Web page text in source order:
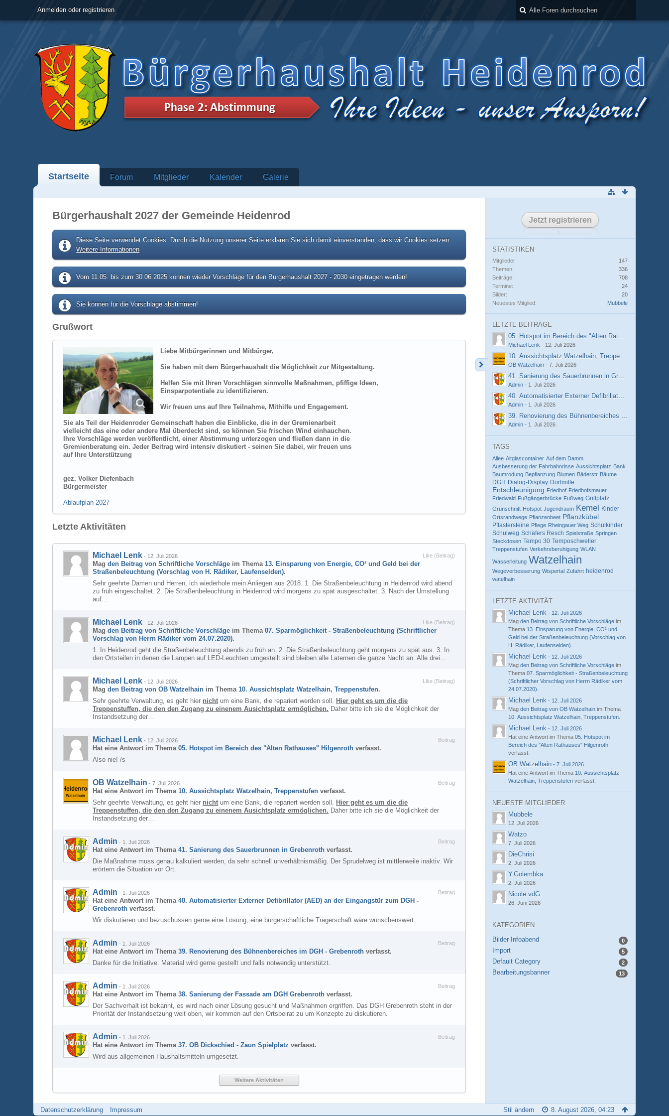
Anmelden oder registrieren
Startseite Forum Mitglieder Kalender Galerie
Bürgerhaushalt 2027 der Gemeinde Heidenrod
Diese Seite verwendet Cookies. Durch die Nutzung unserer Seite erklären Sie sich damit einverstanden, dass wir Cookies setzen.
Weitere Informationen
Vom 11.05. bis zum 30.06.2025 können wieder Vorschläge für den Bürgerhaushalt 2027 - 2030 eingetragen werden!
Sie können für die Vorschläge abstimmen!
Grußwort
Liebe Mitbürgerinnen und Mitbürger,
Sie haben mit dem Bürgerhaushalt die Möglichkeit zur Mitgestaltung.
Helfen Sie mit Ihren Vorschlägen sinnvolle Maßnahmen, pfiffige Ideen,
Einsparpotentiale zu identifizieren.
Wir freuen uns auf Ihre Teilnahme, Mithilfe und Engagement.
Sie als Teil der Heidenroder Gemeinschaft haben die Einblicke, die in der Gremienarbeit
vielleicht das eine oder andere Mal überdeckt sind, so können Sie frischen Wind einhauchen.
Ihre Vorschläge werden veröffentlicht, einer Abstimmung unterzogen und fließen dann in die
Gremienberatung ein. Jeder Beitrag wird intensiv diskutiert - seinen Sie dabei, wir freuen uns
auf Ihre Unterstützung
gez. Volker Diefenbach
Bürgermeister
Ablaufplan 2027
Letzte Aktivitäten
Michael Lenk - 12. Juli 2026
Magden Beitrag vonSchriftliche Vorschläge im Thema13. Einsparung von Energie, CO² und Geld bei der
Straßenbeleuchtung (Vorschlag von H. Rädiker, Laufenselden).
Like (Beitrag)
Sehr geehrte Damen und Herren, ich wiederhole mein Anliegen aus 2018. 1. Die Straßenbeleuchtung in Heidenrod wird abend
zu früh eingeschaltet. 2. Die Straßenbeleuchtung in Heidenrod wird morgens zu spät ausgeschaltet. 3. Nach der Umstellung
auf…
Michael Lenk - 12. Juli 2026
Magden Beitrag vonSchriftliche Vorschläge im Thema07. Sparmöglichkeit - Straßenbeleuchtung (Schriftlicher
Vorschlag von Herrn Rädiker vom 24.07.2020).
Like (Beitrag)
1. In Heidenrod geht die Straßenbeleuchtung abends zu früh an. 2. Die Straßenbeleuchtung geht morgens zu spät aus. 3. In
den Ortsteilen in denen die Lampen auf LED-Leuchten umgestellt sind bleiben alle Laternen die ganze Nacht an. Alle drei…
Michael Lenk - 12. Juli 2026
Magden Beitrag vonOB Watzelhain im Thema10. Aussichtsplatz Watzelhain, Treppenstufen.
Like (Beitrag)
Sehr geehrte Verwaltung, es geht hier nicht um eine Bank, die repariert werden soll. Hier geht es um die die
Treppenstuffen, die den den Zugang zu einenem Ausichtsplatz ermöglichen. Daher bitte ich sie die Möglichkeit der
Instandsetzung der…
Michael Lenk - 12. Juli 2026
Hat eine Antwort im Thema05. Hotspot im Bereich des "Alten Rathauses" Hilgenroth verfasst.
Beitrag
Also nie! /s
OB Watzelhain -7. Juli 2026
Hat eine Antwort im Thema10. Aussichtsplatz Watzelhain, Treppenstufen verfasst.
Beitrag
Sehr geehrte Verwaltung, es geht hier nicht um eine Bank, die repariert werden soll. Hier geht es um die die
Treppenstuffen, die den den Zugang zu einenem Ausichtsplatz ermöglichen. Daher bitte ich sie die Möglichkeit der
Instandsetzung der…
Admin - 1. Juli 2026
Hat eine Antwort im Thema41. Sanierung des Sauerbrunnen in Grebenroth verfasst.
Beitrag
Die Maßnahme muss genau kalkuliert werden, da sehr schnell unverhältnismäßig. Der Sprudelweg ist mittlerweile inaktiv. Wir
erörtern die Situation vor Ort.
Admin - 1. Juli 2026
Hat eine Antwort im Thema40. Automatisierter Externer Defibrillator (AED) an der Eingangstür zum DGH -
Grebenroth verfasst.
Beitrag
Wir diskutieren und bezuschussen gerne eine Lösung, eine bürgerschaftliche Trägerschaft wäre wünschenswert.
Admin - 1. Juli 2026
Hat eine Antwort im Thema39. Renovierung des Bühnenbereiches im DGH - Grebenroth verfasst.
Beitrag
Danke für die Initiative. Material wird gerne gestellt und falls notwendig unterstützt.
Admin - 1. Juli 2026
Hat eine Antwort im Thema38. Sanierung der Fassade am DGH Grebenroth verfasst.
Beitrag
Der Sachverhalt ist bekannt, es wird nach einer Lösung gesucht und Maßnahmen ergriffen. Das DGH Grebenroth steht in der
Priorität der Instandsetzung weit oben, wir kommen auf den Ortsbeirat zu um Konzepte zu diskutieren.
Admin - 1. Juli 2026
Hat eine Antwort im Thema37. OB Dickschied - Zaun Spielplatz verfasst.
Beitrag
Wird aus allgemeinen Haushaltsmitteln umgesetzt.
Weitere Aktivitäten
Jetzt registrieren
STATISTIKEN
Mitglieder
147
Themen
336
Beiträge
708
Termine
24
Bilder
20
Neuestes Mitglied
Mubbele
LETZTE BEITRÄGE
05. Hotspot im Bereich des "Alten Rathauses"
Michael Lenk - 12. Juli 2026
10. Aussichtsplatz Watzelhain, Treppenstufen
OB Watzelhain -7. Juli 2026
41. Sanierung des Sauerbrunnen in Grebenroth
Admin - 1. Juli 2026
40. Automatisierter Externer Defibrillator (AED) an der
Admin - 1. Juli 2026
39. Renovierung des Bühnenbereiches im DGH -
Admin - 1. Juli 2026
TAGS
Allee Altglascontainer Auf dem Damm
Ausbesserung der Fahrbahnrisse Aussichtsplatz Bank
Baumrodung Bepflanzung Blumen Bäderstr Bäume
DGH Dialog-Display Dorfmitte
Entschleunigung Friedhof Friedhofsmauer
Friedwald Fußgängerbrücke Fußweg Grillplatz
Grünschnitt Hotspot Jugendraum Kemel Kinder
Ortsrandwege Pflanzenbeet Pflanzkübel
Pflastersteine Pflege Rheingauer Weg Schulkinder
Schulweg Schäfers Resch Spielstraße Springen
Steckdosen Tempo 30 Temposchweller
Treppenstufen Verkehrsberuhigung WLAN
Wasserleitung Watzelhain
Wegeverbesserung Wispertal Zufahrt heidenrod
watelhain
LETZTE AKTIVITÄT
Michael Lenk - 12. Juli 2026
Magden Beitrag vonSchriftliche Vorschläge im
Thema 13. Einsparung von Energie, CO² und
Geld bei der Straßenbeleuchtung (Vorschlag von
H. Rädiker, Laufenselden)
Michael Lenk - 12. Juli 2026
Magden Beitrag vonSchriftliche Vorschläge im
Thema07. Sparmöglichkeit - Straßenbeleuchtung
(Schriftlicher Vorschlag von Herrn Rädiker vom
24.07.2020)
Michael Lenk - 12. Juli 2026
Magden Beitrag vonOB Watzelhain im Thema
10. Aussichtsplatz Watzelhain, Treppenstufen
Michael Lenk - 12. Juli 2026
Hat eine Antwort im Thema05. Hotspot im
Bereich des "Alten Rathauses" Hilgenroth
verfasst.
OB Watzelhain -7. Juli 2026
Hat eine Antwort im Thema 10. Aussichtsplatz
Watzelhain, Treppenstufen verfasst.
NEUESTE MITGLIEDER
Mubbele
12. Juli 2026
Watzo
7. Juli 2026
DieChrisi
2. Juli 2026
Y.Golembka
2. Juli 2026
Nicole vdG
26. Juni 2026
KATEGORIEN
Bilder Infoabend
0
Import 5
Default Category 2
Bearbeitungsbanner 13
Datenschutzerklärung Impressum 8. August 2026, 04:23
Stil ändern